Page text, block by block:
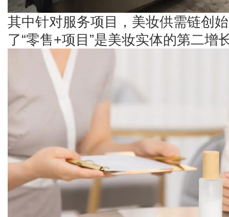
其中针对服务项目，美妆供需链创
了“零售+项目”是美妆实体的第二增